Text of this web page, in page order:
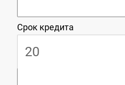
Срок кредита